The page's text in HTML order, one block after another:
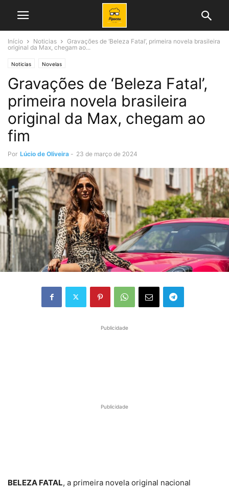
Início Noticias
Gravações de ‘Beleza Fatal’, primeira novela brasileira
original da Max, chegam ao...
Noticias Novelas
Gravações de ‘Beleza Fatal’,
primeira novela brasileira
original da Max, chegam ao
fim
Por Lúcio de Oliveira - 23 de março de 2024
Publicidade
Publicidade
BELEZA FATAL, a primeira novela original nacional